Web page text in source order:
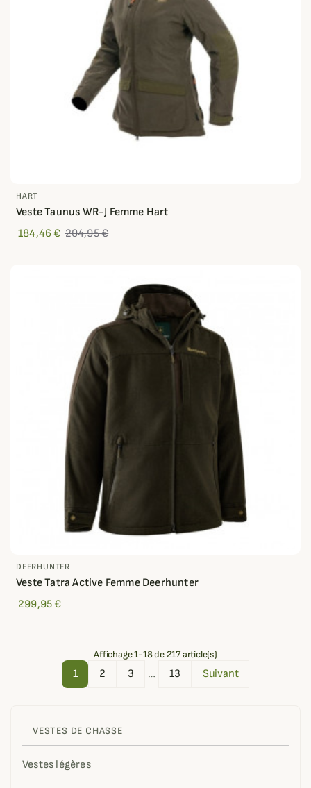
VESTES DE CHASSE
Vestes légères
HART
Veste Taunus WR-J Femme Hart
184,46 € 204,95 €
DEERHUNTER
Veste Tatra Active Femme Deerhunter
299,95 €
Affichage 1-18 de 217 article(s)
1 2 3 … 13 Suivant